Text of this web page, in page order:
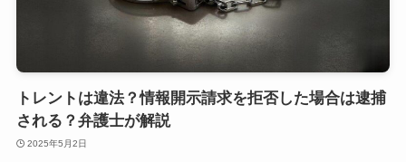
トレントは違法？情報開示請求を拒否した場合は逮捕
される？弁護士が解説
2025年5月2日